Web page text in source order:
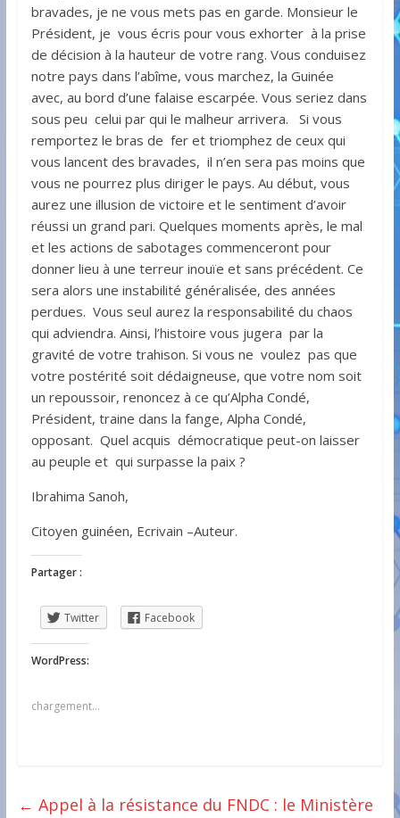
bravades, je ne vous mets pas en garde. Monsieur le
Président, je vous écris pour vous exhorter à la prise
de décision à la hauteur de votre rang. Vous conduisez
notre pays dans l’abîme, vous marchez, la Guinée
avec, au bord d’une falaise escarpée. Vous seriez dans
sous peu celui par qui le malheur arrivera. Si vous
remportez le bras de fer et triomphez de ceux qui
vous lancent des bravades, il n’en sera pas moins que
vous ne pourrez plus diriger le pays. Au début, vous
aurez une illusion de victoire et le sentiment d’avoir
réussi un grand pari. Quelques moments après, le mal
et les actions de sabotages commenceront pour
donner lieu à une terreur inouïe et sans précédent. Ce
sera alors une instabilité généralisée, des années
perdues. Vous seul aurez la responsabilité du chaos
qui adviendra. Ainsi, l’histoire vous jugera par la
gravité de votre trahison. Si vous ne voulez pas que
votre postérité soit dédaigneuse, que votre nom soit
un repoussoir, renoncez à ce qu’Alpha Condé,
Président, traine dans la fange, Alpha Condé,
opposant. Quel acquis démocratique peut-on laisser
au peuple et qui surpasse la paix ?
Ibrahima Sanoh,
Citoyen guinéen, Ecrivain –Auteur.
Partager :
Twitter Facebook
WordPress:
chargement…
← Appel à la résistance du FNDC : le Ministère